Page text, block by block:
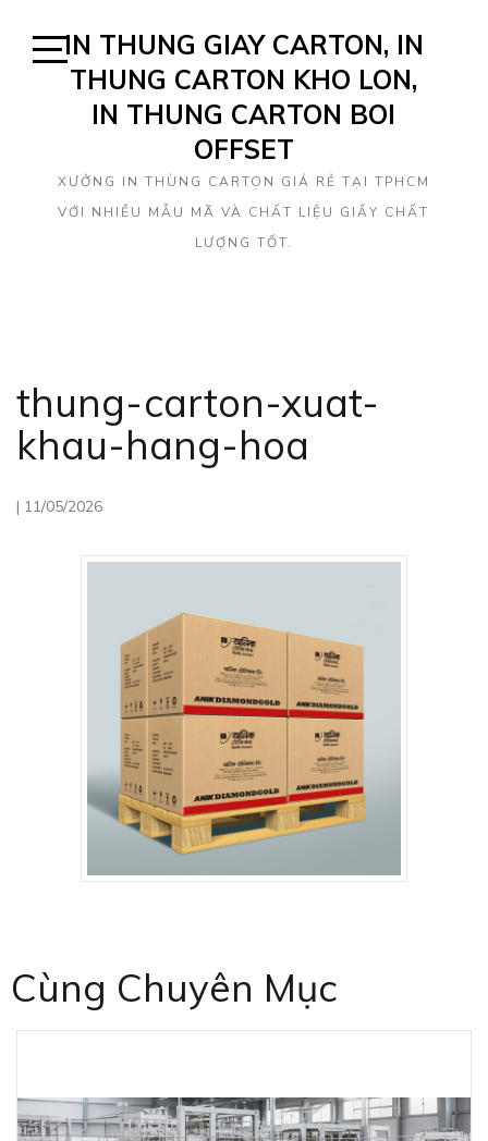
Open
Sidebar
IN THUNG GIAY CARTON, IN
THUNG CARTON KHO LON,
IN THUNG CARTON BOI
OFFSET
XƯỞNG IN THÙNG CARTON GIÁ RẺ TẠI TPHCM
VỚI NHIỀU MẪU MÃ VÀ CHẤT LIỆU GIẤY CHẤT
LƯỢNG TỐT.
thung-carton-xuat-
khau-hang-hoa
| 11/05/2026
Cùng Chuyên Mục